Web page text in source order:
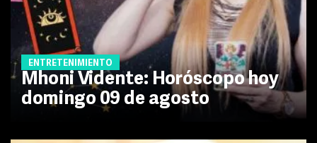
ENTRETENIMIENTO
Mhoni Vidente: Horóscopo hoy
domingo 09 de agosto